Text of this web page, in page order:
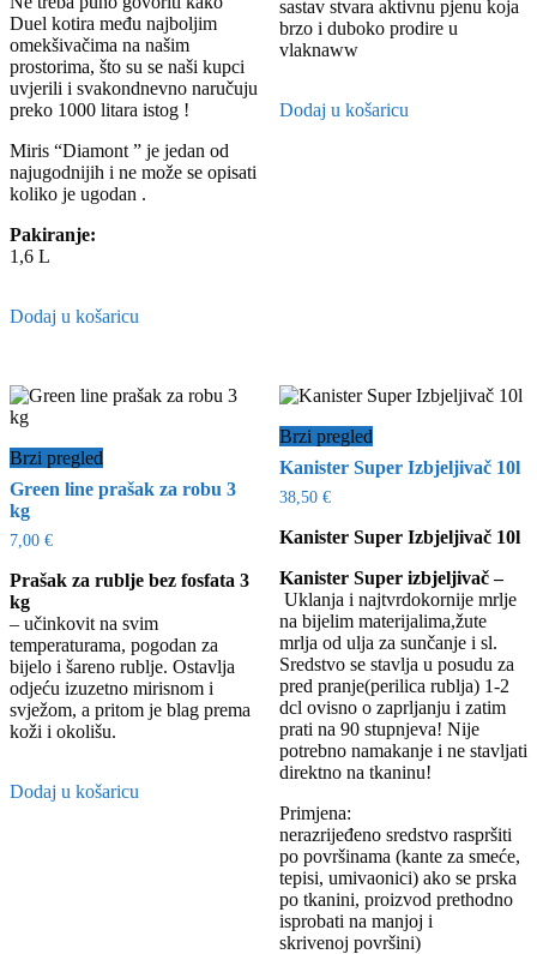
Duel kotira među najboljim
omekšivačima na našim
prostorima, što su se naši kupci
uvjerili i svakondnevno naručuju
preko 1000 litara istog !
Miris “Diamont ” je jedan od
najugodnijih i ne može se opisati
koliko je ugodan .
Pakiranje:
1,6 L
Dodaj u košaricu
sastav stvara aktivnu pjenu koja
brzo i duboko prodire u
vlaknaww
Dodaj u košaricu
Brzi pregled
Green line prašak za robu 3
kg
7,00 €
Prašak za rublje bez fosfata 3
kg
– učinkovit na svim
temperaturama, pogodan za
bijelo i šareno rublje. Ostavlja
odjeću izuzetno mirisnom i
svježom, a pritom je blag prema
koži i okolišu.
Dodaj u košaricu
Brzi pregled
Kanister Super Izbjeljivač 10l
38,50 €
Kanister Super Izbjeljivač 10l
Kanister Super izbjeljivač –
Uklanja i najtvrdokornije mrlje
na bijelim materijalima,žute
mrlja od ulja za sunčanje i sl.
Sredstvo se stavlja u posudu za
pred pranje(perilica rublja) 1-2
dcl ovisno o zaprljanju i zatim
prati na 90 stupnjeva! Nije
potrebno namakanje i ne stavljati
direktno na tkaninu!
Primjena:
nerazrijeđeno sredstvo raspršiti
po površinama (kante za smeće,
tepisi, umivaonici) ako se prska
po tkanini, proizvod prethodno
isprobati na manjoj i
skrivenoj površini)